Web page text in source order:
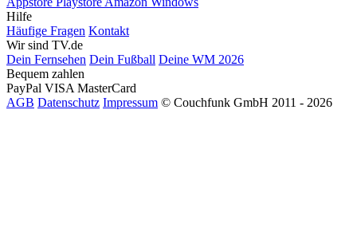
Hilfe
Häufige Fragen Kontakt
Wir sind TV.de
Dein Fernsehen Dein Fußball Deine WM 2026
Bequem zahlen
PayPal VISA MasterCard
AGB Datenschutz Impressum © Couchfunk GmbH 2011 - 2026